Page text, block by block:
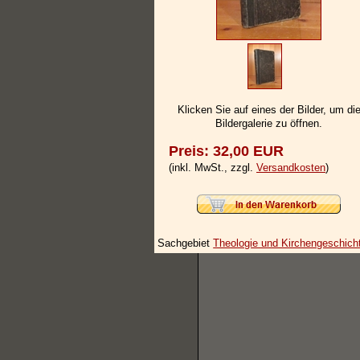
Klicken Sie auf eines der Bilder, um die
Bildergalerie zu öffnen.
Preis: 32,00 EUR
(inkl. MwSt., zzgl. Versandkosten)
SachgebietTheologie und